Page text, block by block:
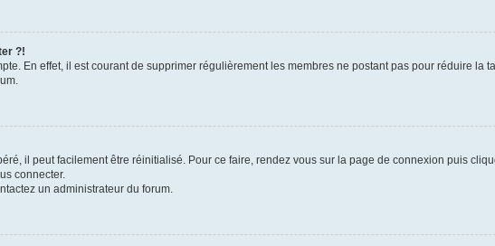
?!
En effet, il est courant de supprimer régulièrement les membres ne postant pas pour réduire la
il peut facilement être réinitialisé. Pour ce faire, rendez vous sur la page de connexion puis
connecter.
un administrateur du forum.